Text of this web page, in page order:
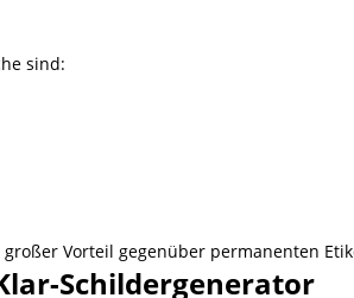
sind:
Vorteil gegenüber permanenten
Schildergenerator